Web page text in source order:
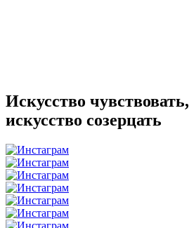
Искусство чувствовать,
искусство созерцать